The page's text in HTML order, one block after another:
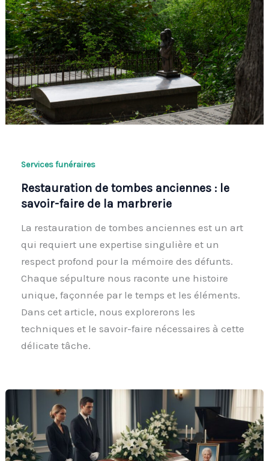
Services funéraires
Restauration de tombes anciennes : le
savoir-faire de la marbrerie
La restauration de tombes anciennes est un art
qui requiert une expertise singulière et un
respect profond pour la mémoire des défunts.
Chaque sépulture nous raconte une histoire
unique, façonnée par le temps et les éléments.
Dans cet article, nous explorerons les
techniques et le savoir-faire nécessaires à cette
délicate tâche.